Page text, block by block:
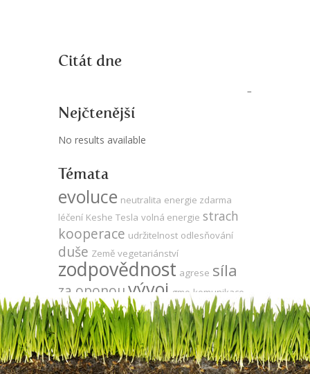
Citát dne
Nejčtenější
No results available
Témata
evoluce neutralita energie zdarma
léčení Keshe Tesla volná energie strach
kooperace udržitelnost odlesňování
duše Země vegetariánství
zodpovědnost agrese síla
za oponouvývoj gmo komunikace
egopřítomnostutrpení produktivita
zdravímysl meditace čas
propojenost sója DNA veganství
láska energie jedno vědomí